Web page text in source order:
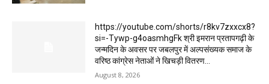
https://youtube.com/shorts/r8kv7zxxcx8?
si=-Tywp-g4oasmhgFk श्री इमरान प्रतापगढ़ी के
जन्मदिन के अवसर पर जबलपुर में अल्पसंख्यक समाज के
वरिष्ठ कांग्रेस नेताओं ने खिचड़ी वितरण...
August 8, 2026